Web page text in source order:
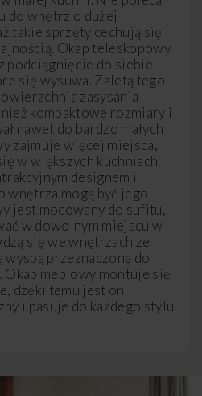
do wnętrz o dużej
takie sprzęty cechują się
Okap teleskopowy
podciągnięcie do siebie
się wysuwa. Zaletą tego
zasysania
kompaktowe rozmiary i
nawet do bardzo małych
zajmuje więcej miejsca,
w większych kuchniach.
designem i
wnętrza mogą być jego
jest mocowany do sufitu,
w dowolnym miejscu w
się we wnętrzach ze
przeznaczoną do
meblowy montuje się
dzęki temu jest on
i pasuje do każdego stylu